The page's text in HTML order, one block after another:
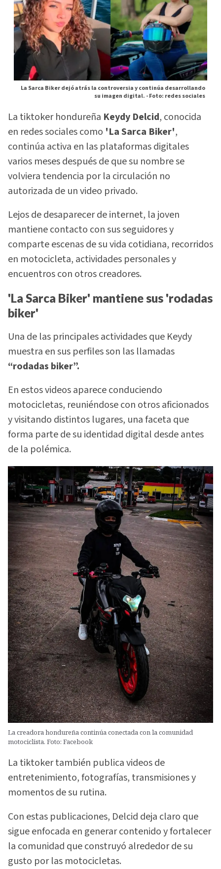
La Sarca Biker dejó atrás la controversia y continúa desarrollando
su imagen digital. -Foto: redes sociales
La tiktoker hondureña Keydy Delcid, conocida
en redes sociales como 'La Sarca Biker',
continúa activa en las plataformas digitales
varios meses después de que su nombre se
volviera tendencia por la circulación no
autorizada de un video privado.
Lejos de desaparecer de internet, la joven
mantiene contacto con sus seguidores y
comparte escenas de su vida cotidiana, recorridos
en motocicleta, actividades personales y
encuentros con otros creadores.
'La Sarca Biker' mantiene sus 'rodadas
biker'
Una de las principales actividades que Keydy
muestra en sus perfiles son las llamadas
“rodadas biker”.
En estos videos aparece conduciendo
motocicletas, reuniéndose con otros aficionados
y visitando distintos lugares, una faceta que
forma parte de su identidad digital desde antes
de la polémica.
La creadora hondureña continúa conectada con la comunidad
motociclista. Foto: Facebook
La tiktoker también publica videos de
entretenimiento, fotografías, transmisiones y
momentos de su rutina.
Con estas publicaciones, Delcid deja claro que
sigue enfocada en generar contenido y fortalecer
la comunidad que construyó alrededor de su
gusto por las motocicletas.